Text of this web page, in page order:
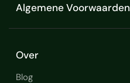
Algemene Voorwaarden
Over
Blog